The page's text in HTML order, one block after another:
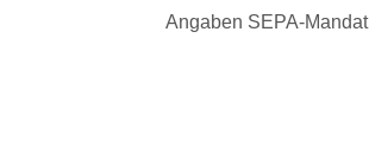
Angaben SEPA-Mandat